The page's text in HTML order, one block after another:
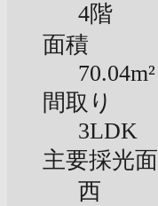
4階
面積
70.04m²
間取り
3LDK
主要採光面
西